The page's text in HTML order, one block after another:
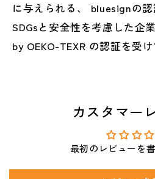
に与えられる、 bluesignの認
SDGsと安全性を考慮した企
by OEKO-TEXR の認証を受け
カスタマー
最初のレビューを